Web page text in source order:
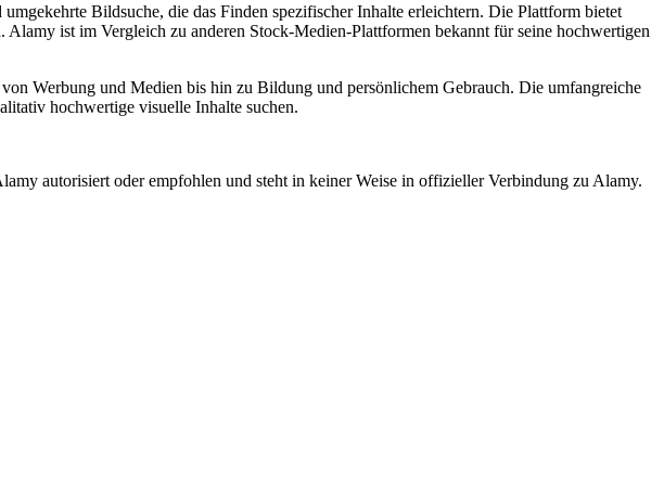
Bildsuche, die das Finden spezifischer Inhalte erleichtern. Die Plattform bietet
ist im Vergleich zu anderen Stock-Medien-Plattformen bekannt für seine hochwertigen
Werbung und Medien bis hin zu Bildung und persönlichem Gebrauch. Die umfangreiche
hochwertige visuelle Inhalte suchen.
autorisiert oder empfohlen und steht in keiner Weise in offizieller Verbindung zu Alamy.